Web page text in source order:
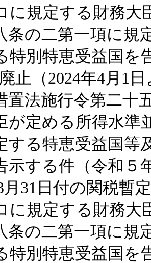
に規定する財務大
条の二第一項に規
特別特恵受益国を
止（2024年4月1
置法施行令第二十
が定める所得水準
する特恵受益国等
示する件（令和５
月31日付の関税暫
に規定する財務大
条の二第一項に規
特別特恵受益国を